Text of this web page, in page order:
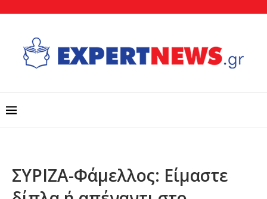
ΣΥΡΙΖΑ-Φάμελλος: Είμαστε